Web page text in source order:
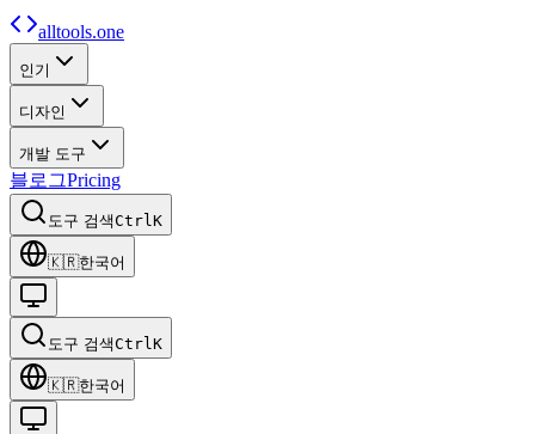
alltools.one
인기
디자인
개발 도구
블로그Pricing
도구 검색CtrlK
🇰🇷한국어
도구 검색CtrlK
🇰🇷한국어